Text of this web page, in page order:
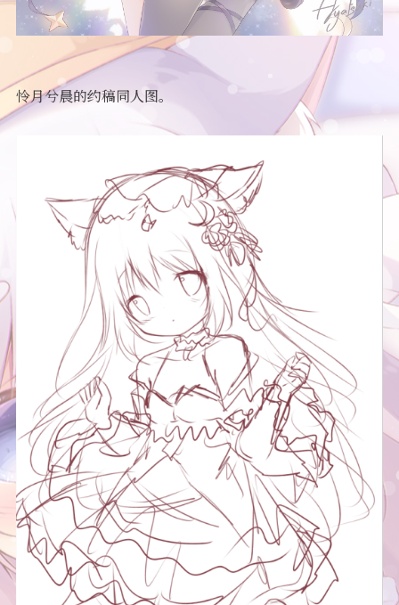
怜月兮晨的约稿同人图。